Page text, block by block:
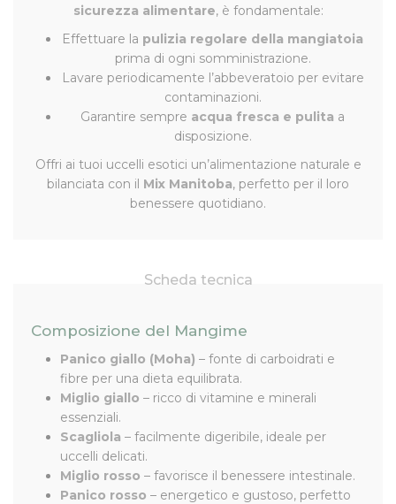
sicurezza alimentare, è fondamentale:
Effettuare la pulizia regolare della mangiatoia
prima di ogni somministrazione.
Lavare periodicamente l’abbeveratoio per evitare
contaminazioni.
Garantire sempre acqua fresca e pulita a
disposizione.
Offri ai tuoi uccelli esotici un’alimentazione naturale e
bilanciata con il Mix Manitoba, perfetto per il loro
benessere quotidiano.
Scheda tecnica
Composizione del Mangime
Panico giallo (Moha) – fonte di carboidrati e
fibre per una dieta equilibrata.
Miglio giallo – ricco di vitamine e minerali
essenziali.
Scagliola – facilmente digeribile, ideale per
uccelli delicati.
Miglio rosso – favorisce il benessere intestinale.
Panico rosso – energetico e gustoso, perfetto